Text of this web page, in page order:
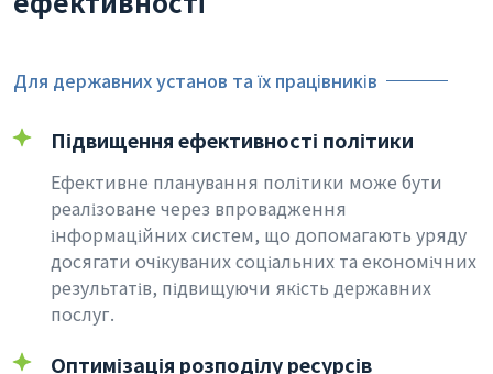
Для державних установ та їх працівників
Підвищення ефективності політики
Ефективне планування політики може бути
реалізоване через впровадження
інформаційних систем, що допомагають уряду
досягати очікуваних соціальних та економічних
результатів, підвищуючи якість державних
послуг.
Оптимізація розподілу ресурсів